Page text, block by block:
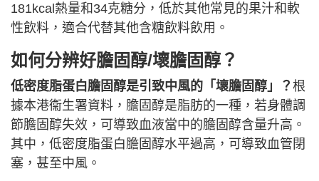
181kcal熱量和34克糖分，低於其他常見的果汁和軟
性飲料，適合代替其他含糖飲料飲用。
如何分辨好膽固醇/壞膽固醇？
低密度脂蛋白膽固醇是引致中風的「壞膽固醇」？ 根
據本港衞生署資料，膽固醇是脂肪的一種，若身體調
節膽固醇失效，可導致血液當中的膽固醇含量升高。
其中，低密度脂蛋白膽固醇水平過高，可導致血管閉
塞，甚至中風。